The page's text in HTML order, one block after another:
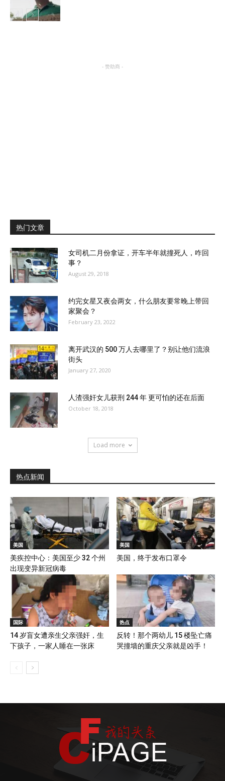
- 赞助商 -
热门文章
女司机二月份拿证，开车半年就撞死人，咋回
事？
August 29, 2018
约完女星又夜会两女，什么朋友要常晚上带回
家聚会？
February 23, 2022
离开武汉的 500 万人去哪里了？别让他们流浪
街头
January 27, 2020
人渣强奸女儿获刑 244 年 更可怕的还在后面
October 18, 2018
Load more
热点新闻
美国
美疾控中心：美国至少 32 个州
出现变异新冠病毒
美国
美国，终于发布口罩令
国际
14 岁盲女遭亲生父亲强奸，生
下孩子，一家人睡在一张床
热点
反转！那个两幼儿 15 楼坠亡痛
哭撞墙的重庆父亲就是凶手！